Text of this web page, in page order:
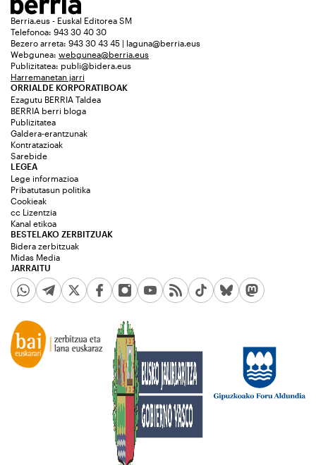
Berria.eus - Euskal Editorea SM
Telefonoa: 943 30 40 30
Bezero arreta: 943 30 43 45 | laguna@berria.eus
Webgunea: webgunea@berria.eus
Publizitatea: publi@bidera.eus
Harremanetan jarri
ORRIALDE KORPORATIBOAK
Ezagutu BERRIA Taldea
BERRIA berri bloga
Publizitatea
Galdera-erantzunak
Kontratazioak
Sarebide
JARRAITU
LEGEA
Lege informazioa
Pribatutasun politika
Cookieak
cc Lizentzia
Kanal etikoa
BESTELAKO ZERBITZUAK
Bidera zerbitzuak
Midas Media